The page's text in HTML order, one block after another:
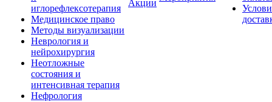
иглорефлексотерапия
Медицинское право
Методы визуализации
Неврология и
нейрохирургия
Неотложные
состояния и
интенсивная терапия
Нефрология
Акции